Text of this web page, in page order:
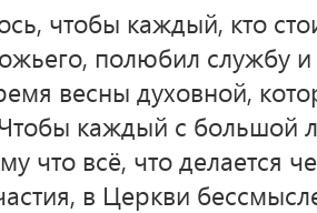
чтобы каждый, кто
полюбил службу
весны духовной,
каждый с большой
что всё, что делается
в Церкви